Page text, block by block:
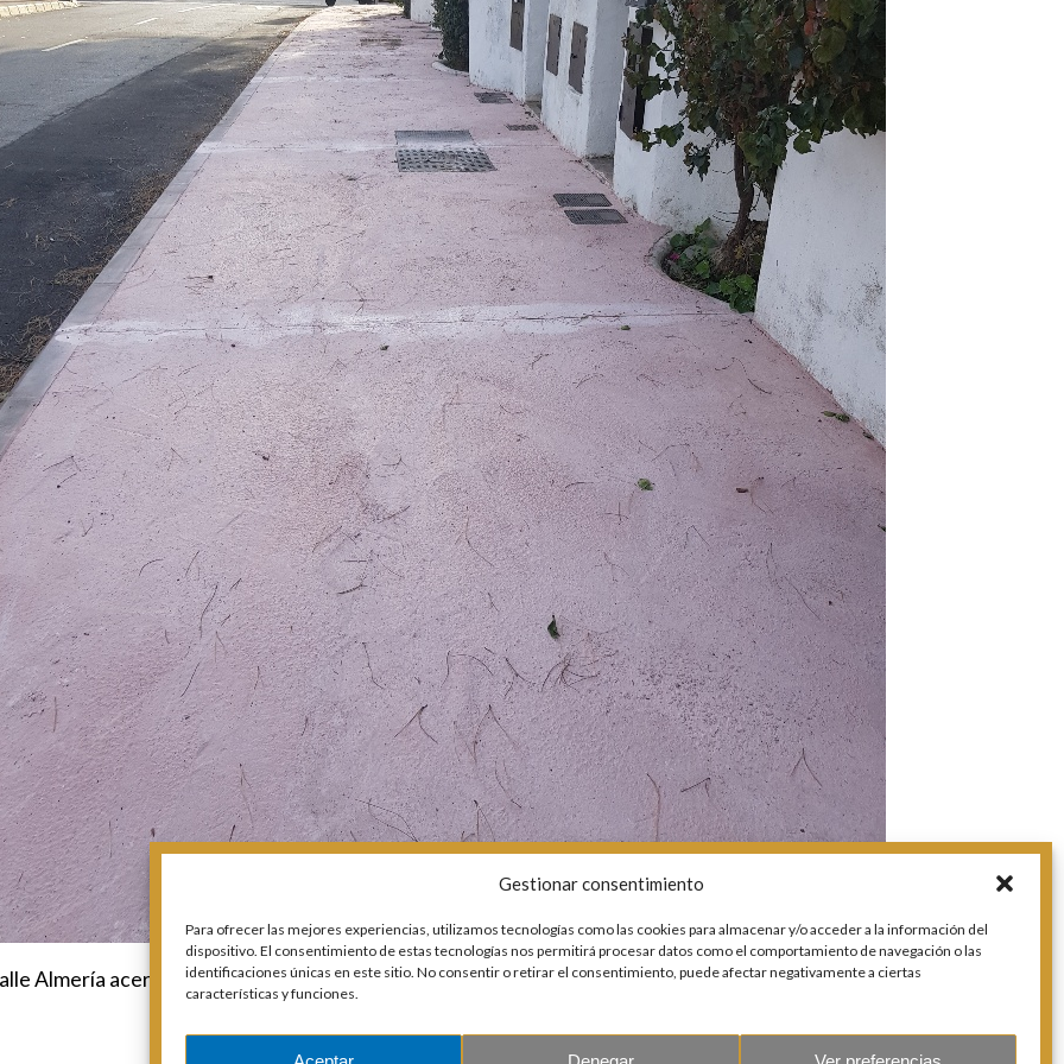
Gestionar consentimiento
Para ofrecer las mejores experiencias, utilizamos tecnologías como las cookies para almacenar y/o acceder a la información del
dispositivo. El consentimiento de estas tecnologías nos permitirá procesar datos como el comportamiento de navegación o las
identificaciones únicas en este sitio. No consentir o retirar el consentimiento, puede afectar negativamente a ciertas
características y funciones.
Almería acera – Después